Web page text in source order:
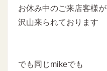
お休み中のご来店客様が
沢山来られております
でも同じmikeでも